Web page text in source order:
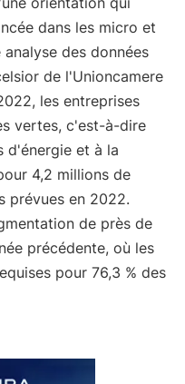
dans les micro et
des données
de l'Unioncamere
les entreprises
vertes, c'est-à-dire
d'énergie et à la
4,2 millions de
prévues en 2022.
de près de
précédente, où les
pour 76,3 % des